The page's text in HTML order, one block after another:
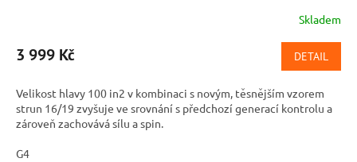
produktu
z
5
hvězdiček.
Skladem
3 999 Kč DETAIL
Velikost hlavy 100 in2 v kombinaci s novým, těsnějším vzorem
strun 16/19 zvyšuje ve srovnání s předchozí generací kontrolu a
zároveň zachovává sílu a spin.
G4